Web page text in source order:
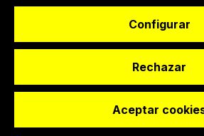
Solicitar
© Dashboard
Configurar
Rechazar
Aceptar